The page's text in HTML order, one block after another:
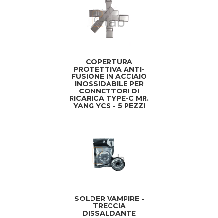
COPERTURA
PROTETTIVA ANTI-
FUSIONE IN ACCIAIO
INOSSIDABILE PER
CONNETTORI DI
RICARICA TYPE-C MR.
YANG YCS - 5 PEZZI
SOLDER VAMPIRE -
TRECCIA
DISSALDANTE